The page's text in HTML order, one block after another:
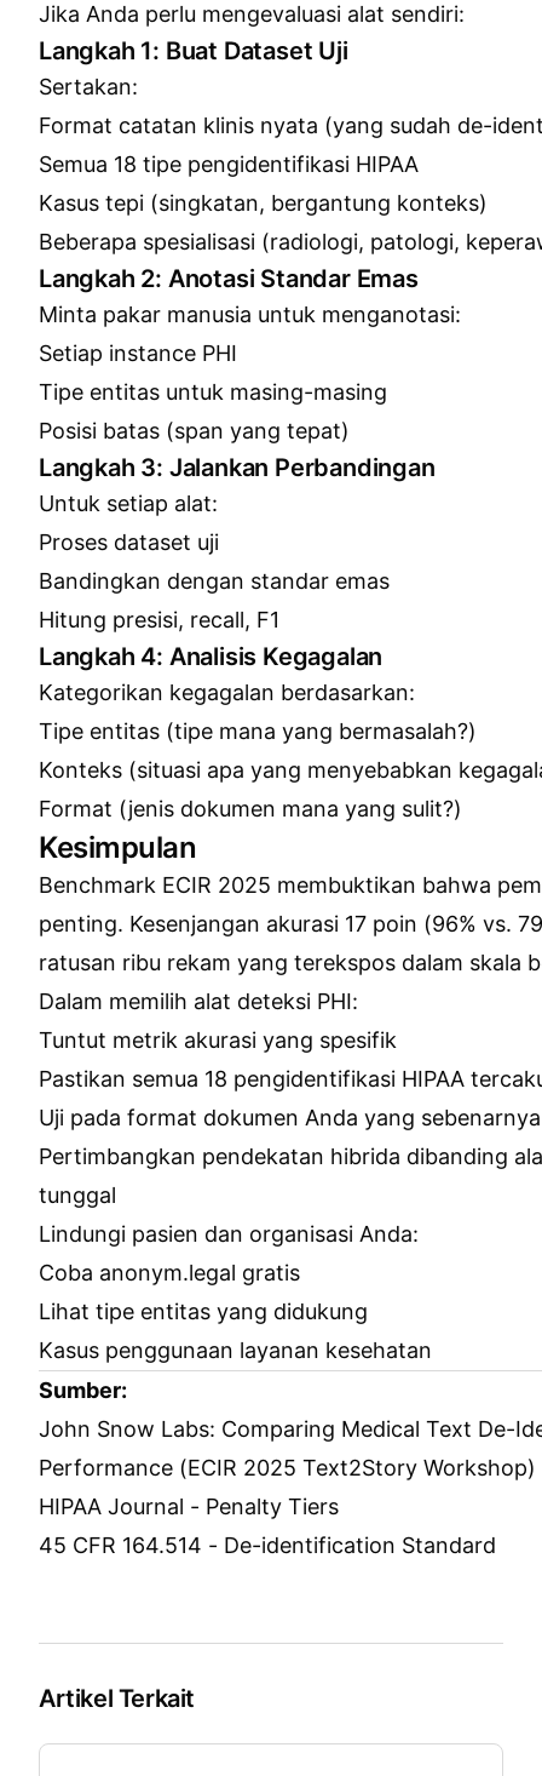
Jika Anda perlu mengevaluasi alat sendiri:
Langkah 1: Buat Dataset Uji
Sertakan:
Format catatan klinis nyata (yang sudah de-
Semua 18 tipe pengidentifikasi HIPAA
Kasus tepi (singkatan, bergantung konteks)
Beberapa spesialisasi (radiologi, patologi,
Langkah 2: Anotasi Standar Emas
Minta pakar manusia untuk menganotasi:
Setiap instance PHI
Tipe entitas untuk masing-masing
Posisi batas (span yang tepat)
Langkah 3: Jalankan Perbandingan
Untuk setiap alat:
Proses dataset uji
Bandingkan dengan standar emas
Hitung presisi, recall, F1
Langkah 4: Analisis Kegagalan
Kategorikan kegagalan berdasarkan:
Tipe entitas (tipe mana yang bermasalah?)
Konteks (situasi apa yang menyebabkan
Format (jenis dokumen mana yang sulit?)
Kesimpulan
Benchmark ECIR 2025 membuktikan bahwa
penting. Kesenjangan akurasi 17 poin (96% vs.
ratusan ribu rekam yang terekspos dalam skala
Dalam memilih alat deteksi PHI:
Tuntut metrik akurasi yang spesifik
Pastikan semua 18 pengidentifikasi HIPAA
Uji pada format dokumen Anda yang sebenarnya
Pertimbangkan pendekatan hibrida dibanding
tunggal
Lindungi pasien dan organisasi Anda:
Coba anonym.legal gratis
Lihat tipe entitas yang didukung
Kasus penggunaan layanan kesehatan
Sumber:
John Snow Labs: Comparing Medical Text De-
Performance (ECIR 2025 Text2Story Workshop)
HIPAA Journal - Penalty Tiers
45 CFR 164.514 - De-identification Standard
Artikel Terkait